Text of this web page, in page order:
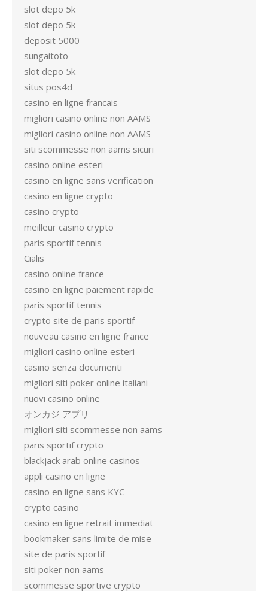
slot depo 5k
slot depo 5k
deposit 5000
sungaitoto
slot depo 5k
situs pos4d
casino en ligne francais
migliori casino online non AAMS
migliori casino online non AAMS
siti scommesse non aams sicuri
casino online esteri
casino en ligne sans verification
casino en ligne crypto
casino crypto
meilleur casino crypto
paris sportif tennis
Cialis
casino online france
casino en ligne paiement rapide
paris sportif tennis
crypto site de paris sportif
nouveau casino en ligne france
migliori casino online esteri
casino senza documenti
migliori siti poker online italiani
nuovi casino online
オンカジ アプリ
migliori siti scommesse non aams
paris sportif crypto
blackjack arab online casinos
appli casino en ligne
casino en ligne sans KYC
crypto casino
casino en ligne retrait immediat
bookmaker sans limite de mise
site de paris sportif
siti poker non aams
scommesse sportive crypto